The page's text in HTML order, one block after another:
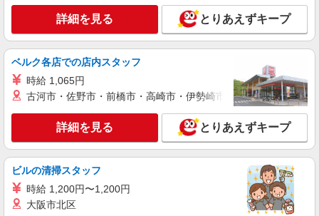
い・週払い可能（規程有）★ ゜・。○。・゜
+゜・。○。・゜+゜
キープ 詳細を見る
紹介予定派遣
株式会社シエロ
人気機種に詳しくなれる携帯販売【docomo】
時給1400円〜1600円（経験・能力による） ※
+゜・。○。・゜+゜・。○。・゜+゜ 入社祝い金10
万円支給(規定有) お友達を紹介頂くと, インセンテ
ィブ支給(規定有) ★月2回払い・週払い可能（規程
長崎県諫早市の家電量販店
キープ 詳細を見る
紹介予定派遣
株式会社シエロ
詳細を見る とりあえずキープ
ベルク各店での店内スタッフ
時給 1,065円
古河市・佐野市・前橋市・高崎市・伊勢崎市・太田市・館林市
詳細を見る とりあえずキープ
ビルの清掃スタッフ
時給 1,200円〜1,200円
大阪市北区